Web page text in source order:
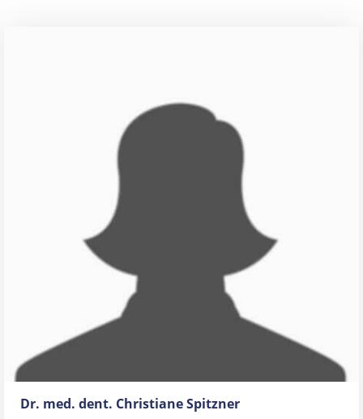
Dr. med. dent. Christiane Spitzner